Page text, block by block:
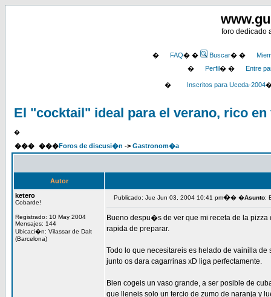
foro dedicado
� FAQ� � Buscar� �
�
Perfil� � Entre
� Inscritos para Uceda-2004
El "cocktail" ideal para el verano, rico en
�
��� ���Foros de discusi�n -> Gastronom�a
Autor
ketero
Cobarde!
Registrado: 10 May 2004
Mensajes: 144
Ubicaci�n: Vilassar de Dalt
(Barcelona)
Publicado: Jue Jun 03, 2004 10:41 pm�� �Asunto:
Bueno despu�s de ver que mi receta de la
rapida de preparar.
Todo lo que necesitareis es helado de vainilla
junto os dara cagarrinas xD liga perfectamente.
Bien cogeis un vaso grande, a ser posible de
que lleneis solo un tercio de zumo de naranja y